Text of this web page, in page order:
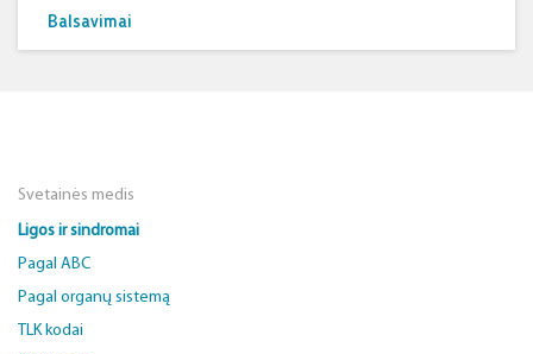
Balsavimai
Svetainės medis
Ligos ir sindromai
Pagal ABC
Pagal organų sistemą
TLK kodai